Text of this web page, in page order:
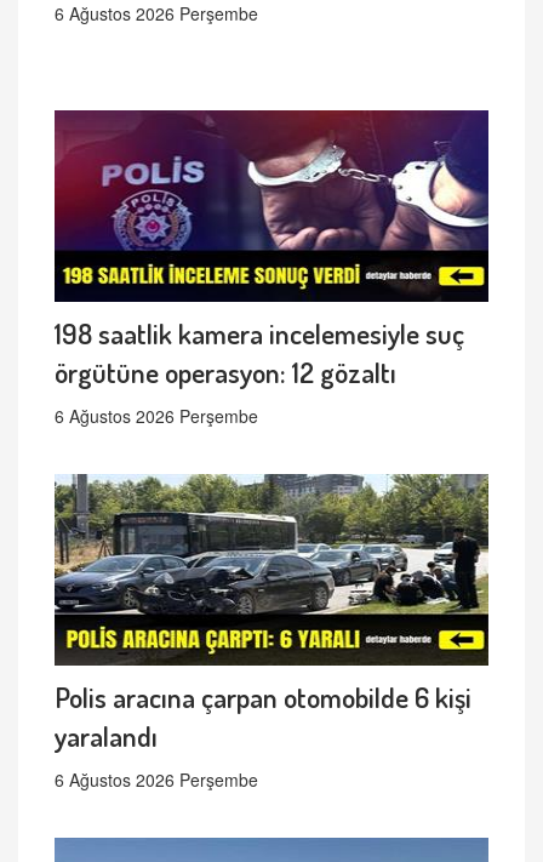
6 Ağustos 2026 Perşembe
198 saatlik kamera incelemesiyle suç
örgütüne operasyon: 12 gözaltı
6 Ağustos 2026 Perşembe
Polis aracına çarpan otomobilde 6 kişi
yaralandı
6 Ağustos 2026 Perşembe